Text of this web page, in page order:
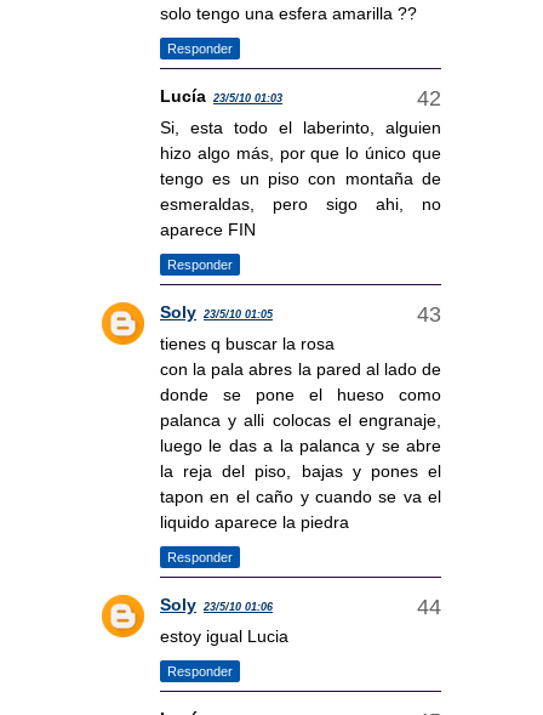
solo tengo una esfera amarilla ??
Responder
Lucía 23/5/10 01:03
Si, esta todo el laberinto, alguien
hizo algo más, por que lo único que
tengo es un piso con montaña de
esmeraldas, pero sigo ahi, no
aparece FIN
Responder
Soly 23/5/10 01:05
tienes q buscar la rosa
con la pala abres la pared al lado de
donde se pone el hueso como
palanca y alli colocas el engranaje,
luego le das a la palanca y se abre
la reja del piso, bajas y pones el
tapon en el caño y cuando se va el
liquido aparece la piedra
Responder
Soly 23/5/10 01:06
estoy igual Lucia
Responder